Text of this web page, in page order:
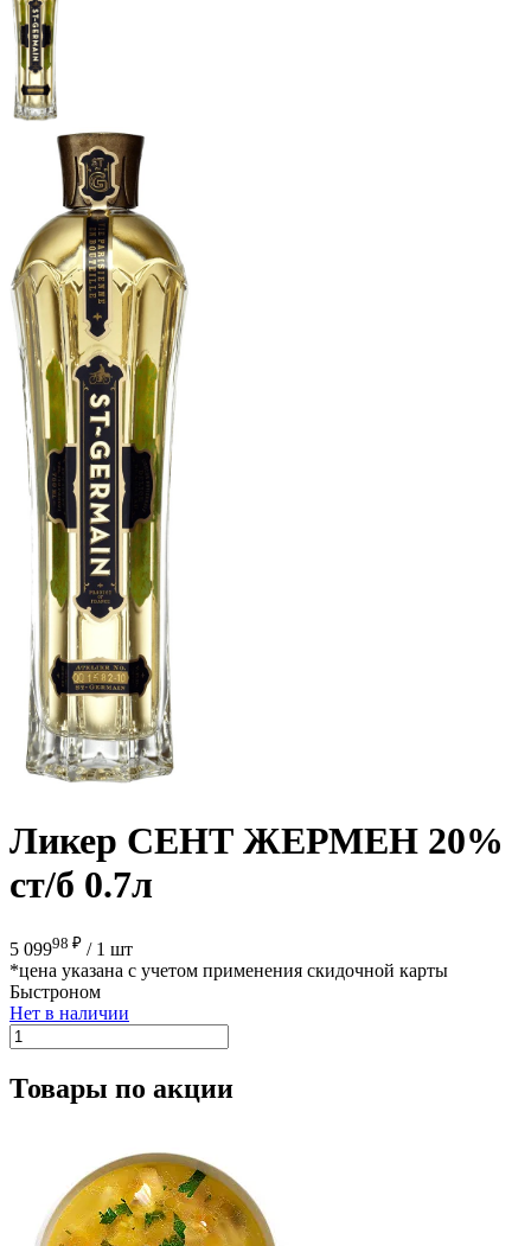
Ликер СЕНТ ЖЕРМЕН 20%
ст/б 0.7л
5 09998 ₽ / 1 шт
*цена указана с учетом применения скидочной карты
Быстроном
Нет в наличии
Товары по акции